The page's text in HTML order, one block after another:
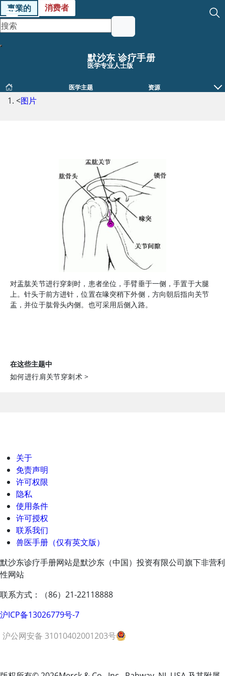
專業的 消费者
默沙东 诊疗手册
医学专业人士版
医学主题 资源
<图片
对盂肱关节进行穿刺时，患者坐位，手臂垂于一侧，手置于大腿
上。针头于前方进针，位置在喙突稍下外侧，方向朝后指向关节
盂，并位于肱骨头内侧。也可采用后侧入路。
在这些主题中
如何进行肩关节穿刺术 >
关于
免责声明
许可权限
隐私
使用条件
许可授权
联系我们
兽医手册（仅有英文版）
默沙东诊疗手册网站是默沙东（中国）投资有限公司旗下非营利
性网站
联系方式：（86）21-22118888
沪ICP备13026779号-7
沪公网安备 31010402001203号